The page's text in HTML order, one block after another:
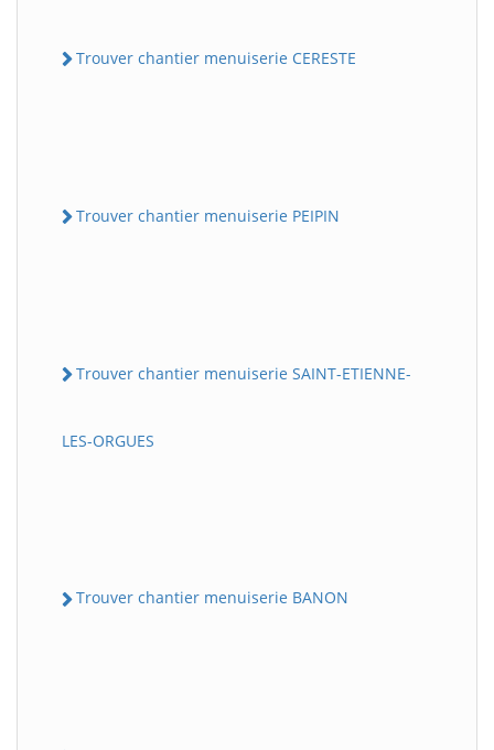
Trouver chantier menuiserie CERESTE
Trouver chantier menuiserie PEIPIN
Trouver chantier menuiserie SAINT-ETIENNE-
LES-ORGUES
Trouver chantier menuiserie BANON